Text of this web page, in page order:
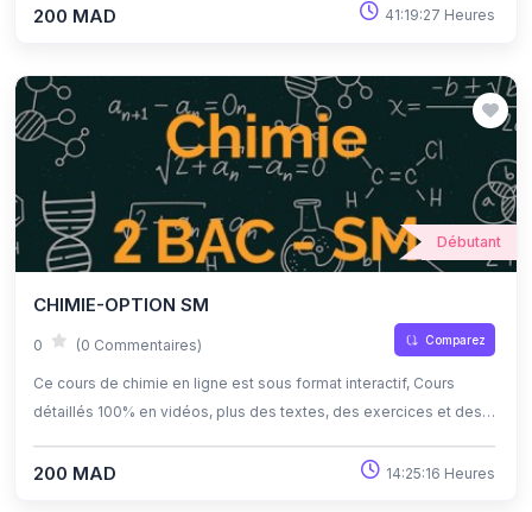
d'apprendre à son propre rythme grâce à l'auto-apprentissage et
200 MAD 41:19:27 Heures
Débutant
CHIMIE-OPTION SM
0 (0 Commentaires) Comparez
Ce cours de chimie en ligne est sous format interactif, Cours
détaillés 100% en vidéos, plus des textes, des exercices et des
d'apprendre à son propre rythme grâce à l'auto-apprentissage et
200 MAD 14:25:16 Heures